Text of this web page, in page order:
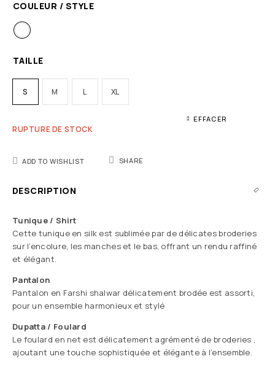
COULEUR / STYLE
TAILLE
S M L XL
EFFACER
RUPTURE DE STOCK
ADD TO WISHLIST SHARE
DESCRIPTION
Tunique / Shirt
Cette tunique en silk est sublimée par de délicates broderies
sur l’encolure, les manches et le bas, offrant un rendu raffiné
et élégant.
Pantalon
Pantalon en Farshi shalwar délicatement brodée est assorti,
pour un ensemble harmonieux et stylé
Dupatta / Foulard
Le foulard en net est délicatement agrémenté de broderies ,
ajoutant une touche sophistiquée et élégante à l’ensemble.